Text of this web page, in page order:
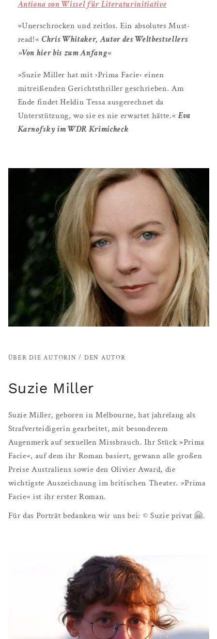
Antiona von Wissel für Literaturinitiative
»Unerschrocken und zeitlos. Ein absolutes Must-
read!«Chris Whitaker, Autor des Weltbestsellers
»Von hier bis zum Anfang«
»Suzie Miller hat mit ›Prima Facie‹ einen
mitreißenden Gerichtsthriller geschrieben. Am
Ende findet Heldin Tessa ausgerechnet da
Unterstützung, wo sie es nie erwartet hätte.«Eva
Karnofsky im WDR Krimicheck
ÜBER DIE AUTORIN / DEN AUTOR
Suzie Miller
Suzie Miller, geboren in Melbourne, hat jahrelang als
Strafverteidigerin gearbeitet, mit besonderem
Augenmerk auf sexuellen Missbrauch. Ihr Stück »Prima
Facie«, auf dem ihr Roman basiert, gewann alle großen
Preise Australiens sowie den Olivier Award, die
wichtigste Auszeichnung im britischen Theater. »Prima
Facie« ist ihr erster Roman.
Für das Porträt bedanken wir uns bei: © Suzie privat 🤗.